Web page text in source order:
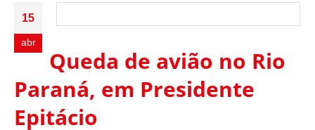
15
abr
Queda de avião no Rio
Paraná, em Presidente
Epitácio